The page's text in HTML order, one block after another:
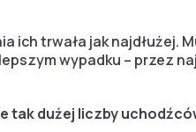
ich trwała jak najdłużej.
wypadku – przez
tak dużej liczby